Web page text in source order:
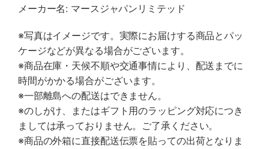
メーカー名: マースジャパンリミテッド
※写真はイメージです。実際にお届けする商品とパッ
ケージなどが異なる場合がございます。
※商品在庫・天候不順や交通事情により、配送までに
時間がかかる場合がございます。
※一部離島への配送はできません。
※のしがけ、またはギフト用のラッピング対応につき
ましては承っておりません。ご了承ください。
※商品の外箱に直接配送伝票を貼っての出荷となりま